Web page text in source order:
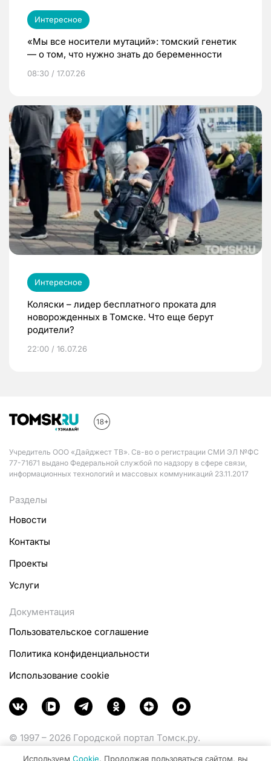
Интересное
«Мы все носители мутаций»: томский генетик
— о том, что нужно знать до беременности
08:30 / 17.07.26
Интересное
Коляски – лидер бесплатного проката для
новорожденных в Томске. Что еще берут
родители?
22:00 / 16.07.26
Учредитель ООО «Дайджест ТВ». Св-во о регистрации СМИ ЭЛ №ФС
77-71671 выдано Федеральной службой по надзору в сфере связи,
информационных технологий и массовых коммуникаций 23.11.2017
Разделы
Новости
Контакты
Проекты
Услуги
Документация
Пользовательское соглашение
Политика конфиденциальности
Использование cookie
© 1997 – 2026 Городской портал Томск.ру.
Используем Cookie. Продолжая пользоваться сайтом, вы